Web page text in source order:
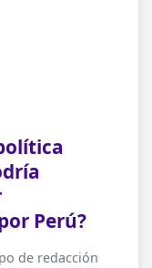
Perú?
de redacción